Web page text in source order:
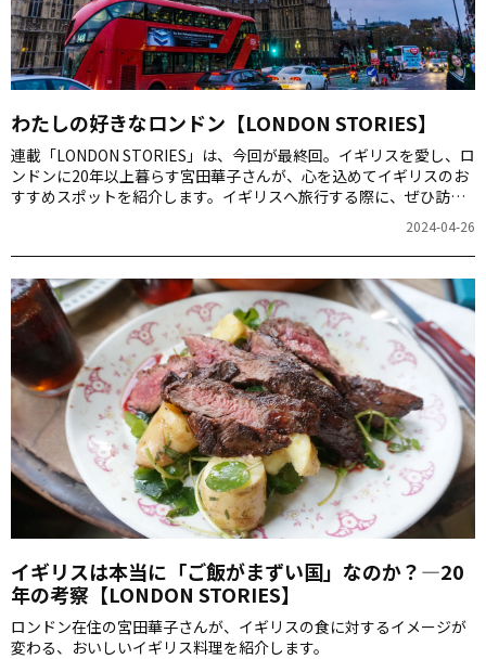
わたしの好きなロンドン【LONDON STORIES】
連載「LONDON STORIES」は、今回が最終回。イギリスを愛し、ロ
ンドンに20年以上暮らす宮田華子さんが、心を込めてイギリスのお
すすめスポットを紹介します。イギリスへ旅行する際に、ぜひ訪れ
2024-04-26
イギリスは本当に「ご飯がまずい国」なのか？―20
年の考察【LONDON STORIES】
ロンドン在住の宮田華子さんが、イギリスの食に対するイメージが
変わる、おいしいイギリス料理を紹介します。